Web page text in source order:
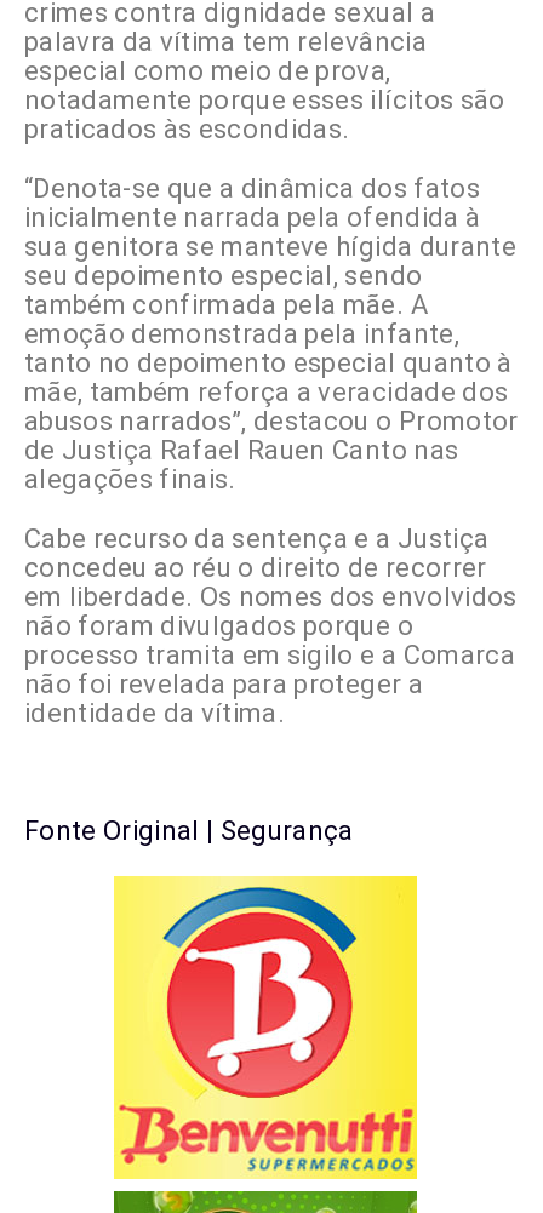
crimes contra dignidade sexual a
palavra da vítima tem relevância
especial como meio de prova,
notadamente porque esses ilícitos são
praticados às escondidas.
“Denota-se que a dinâmica dos fatos
inicialmente narrada pela ofendida à
sua genitora se manteve hígida durante
seu depoimento especial, sendo
também confirmada pela mãe. A
emoção demonstrada pela infante,
tanto no depoimento especial quanto à
mãe, também reforça a veracidade dos
abusos narrados”, destacou o Promotor
de Justiça Rafael Rauen Canto nas
alegações finais.
Cabe recurso da sentença e a Justiça
concedeu ao réu o direito de recorrer
em liberdade. Os nomes dos envolvidos
não foram divulgados porque o
processo tramita em sigilo e a Comarca
não foi revelada para proteger a
identidade da vítima.
Fonte Original | Segurança